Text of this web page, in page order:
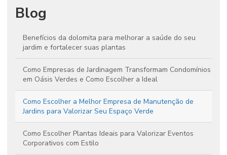
Blog
Benefícios da dolomita para melhorar a saúde do seu
jardim e fortalecer suas plantas
Como Empresas de Jardinagem Transformam Condomínios
em Oásis Verdes e Como Escolher a Ideal
Como Escolher a Melhor Empresa de Manutenção de
Jardins para Valorizar Seu Espaço Verde
Como Escolher Plantas Ideais para Valorizar Eventos
Corporativos com Estilo